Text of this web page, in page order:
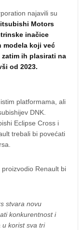
najavili su
Motors
inačice
modela koji već
ih plasirati na
od 2023.
platformama, ali
DNK.
Eclipse Cross i
trebali bi povećati
Renault bi
stvara novu
konkurentnost i
u korist sva tri